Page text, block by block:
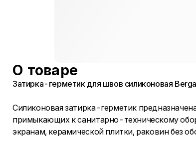
О товаре
Затирка-герметик для швов силиконовая
Силиконовая затирка-герметик
примыкающих к санитарно-техническому
экранам, керамической плитки, раковин без